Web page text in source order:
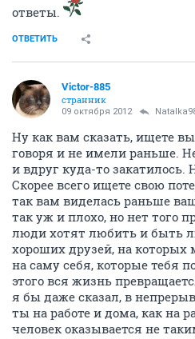
ответы.
ОТВЕТИТЬ
Victor-885
странник
09 октября 2012
Ну как вам сказать, ищете вы
говоря и не имели раньше.
и вдруг куда-то закатилось.
Скорее всего ищете свою
так вам виделась раньше
так уж и плохо, но нет того
люди хотят любить и быть
хороших друзей, на
на саму себя, которые тебя
этого вся жизнь
я бы даже сказал, в
ты на работе и дома, как на
человек оказывается не